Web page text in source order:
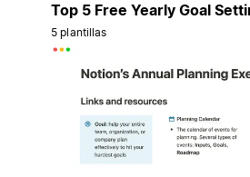
Top 5 Free Yearly Goal
5 plantillas